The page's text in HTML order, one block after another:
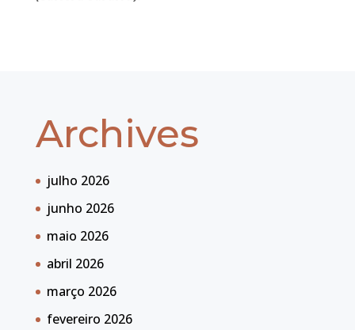
Archives
julho 2026
junho 2026
maio 2026
abril 2026
março 2026
fevereiro 2026